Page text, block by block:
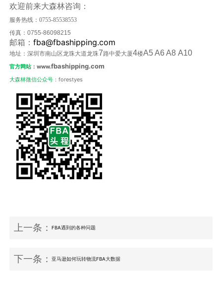
欢迎前来大森林咨询：
服务热线：0755-85538553
传真：0755-86098215
邮箱：fba@fbashipping.com
地址：深圳市南山区龙珠大道龙珠7路中爱大厦4楼A5 A6 A8 A10
官方网站 ：www.fbashipping.com
大森林微信公众号 ：forestyes
上一条：FBA遇到的各种问题
下一条：亚马逊如何玩转物流FBA大数据